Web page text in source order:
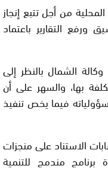
من أجل تتبع إنجاز
ورفع التقارير باعتماد
الشمال بالنظر إلى
بها، والسهر على أن
فيما يخص تنفيذ
الاستناد على منجزات
برنامج مندمج للتنمية